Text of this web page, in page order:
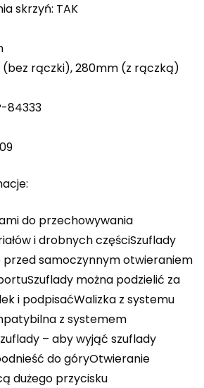
skrzyń: TAK
(bez rączki), 280mm (z rączką)
84333
do przechowywania
i drobnych częściSzuflady
przed samoczynnym otwieraniem
można podzielić za
i podpisaćWalizka z systemu
z systemem
– aby wyjąć szuflady
do góryOtwieranie
dużego przycisku